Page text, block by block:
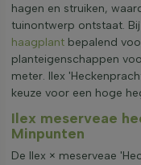
hagen en struiken,
tuinontwerp ontstaat.
haagplant bepalend
planteigenschappen
meter. Ilex
keuze voor een hoge
Ilex meserveae
Minpunten
De Ilex × meserveae